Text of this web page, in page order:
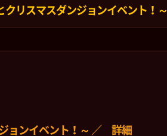
クリスマスダンジョンイベント！～
ョンイベント！～ ／ 詳細